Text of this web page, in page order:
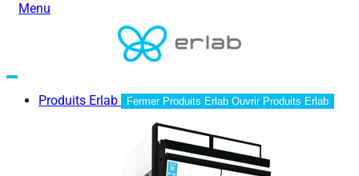
Menu
Produits Erlab Fermer Produits Erlab Ouvrir Produits Erlab